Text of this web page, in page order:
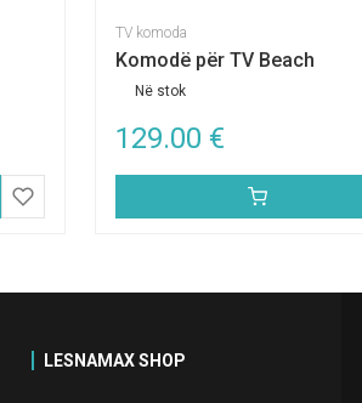
TV komoda
Komodë për TV Beach
Në stok
129.00 €
LESNAMAX SHOP